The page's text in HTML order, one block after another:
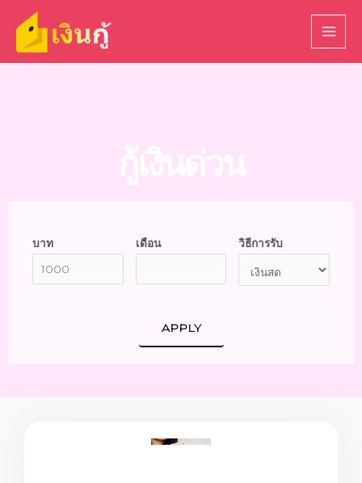
กู้เงินด่วน
บาท เดือน วิธีการรับ
APPLY